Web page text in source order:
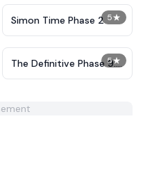
5★
Simon Time Phase 2
5★
The Definitive Phase 9:
Demolition